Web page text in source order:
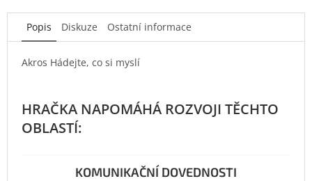
Popis Diskuze Ostatní informace
Akros Hádejte, co si myslí
KOMUNIKAČNÍ DOVEDNOSTI